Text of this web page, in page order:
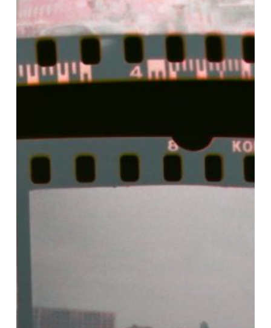
John
O
´Leary